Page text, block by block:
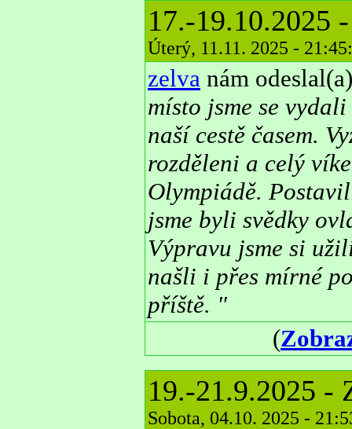
17.-19.10.2025
Úterý, 11.11. 2025 -
zelva nám
místo jsme se
naší cestě časem.
rozděleni a celý
Olympiádě.
jsme byli svědky
Výpravu jsme si
našli i přes mírné
příště. "
(
19.-21.9.2025 -
Sobota, 04.10. 2025 -